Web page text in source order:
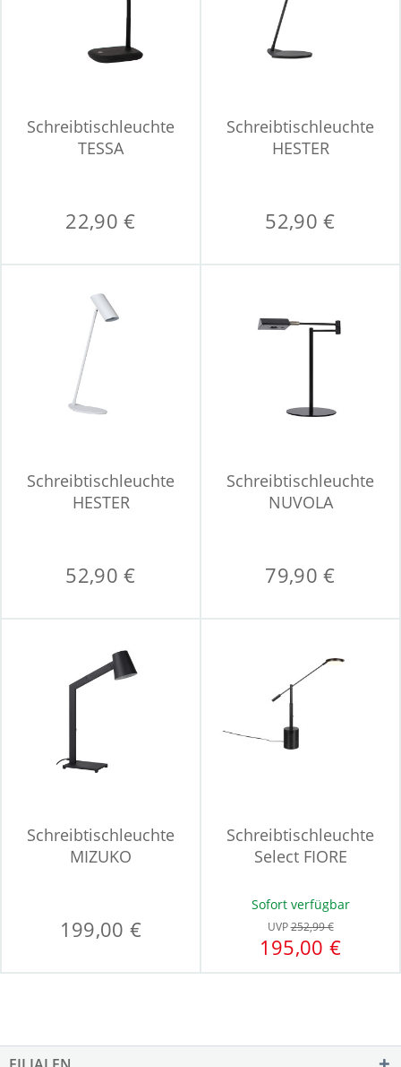
Schreibtischleuchte
TESSA
22,90 €
Schreibtischleuchte
HESTER
52,90 €
Schreibtischleuchte
HESTER
52,90 €
Schreibtischleuchte
NUVOLA
79,90 €
Schreibtischleuchte
MIZUKO
199,00 €
Schreibtischleuchte
Select FIORE
Sofort verfügbar
UVP252,99 €
195,00 €